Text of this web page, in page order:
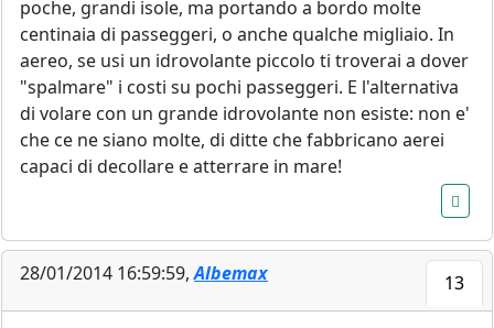
poche, grandi isole, ma portando a bordo molte
centinaia di passeggeri, o anche qualche migliaio. In
aereo, se usi un idrovolante piccolo ti troverai a dover
"spalmare" i costi su pochi passeggeri. E l'alternativa
di volare con un grande idrovolante non esiste: non e'
che ce ne siano molte, di ditte che fabbricano aerei
capaci di decollare e atterrare in mare!
28/01/2014 16:59:59,Albemax 13